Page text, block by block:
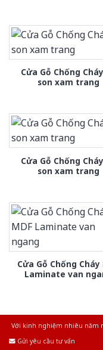
Cửa Gỗ Chống
son xam trang
Cửa Gỗ Chống
son xam trang
Cửa Gỗ Chống Cháy
Laminate van
Với kinh nghiệm nhiêu năm
Gửi yêu cầu tư vấn